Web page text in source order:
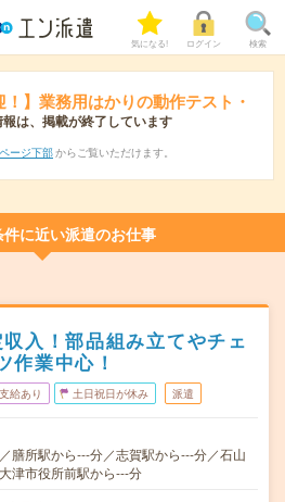
気になる! ログイン 検索
！】業務用はかりの動作テスト・
は、掲載が終了しています
ページ下部 からご覧いただけます。
に近い派遣のお仕事
収入！部品組み立てやチェ
作業中心！
給あり 土日祝日が休み 派遣
膳所駅から---分／志賀駅から---分／石山
津市役所前駅から---分